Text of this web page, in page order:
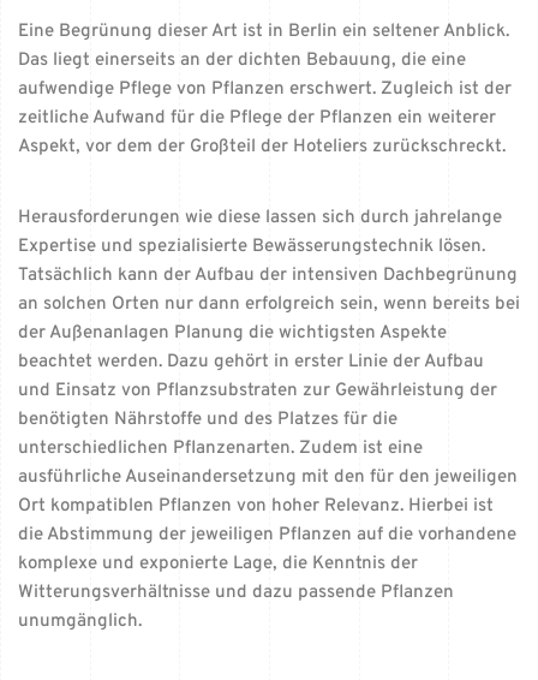
Eine Begrünung dieser Art ist in Berlin ein seltener Anblick.
Das liegt einerseits an der dichten Bebauung, die eine
aufwendige Pflege von Pflanzen erschwert. Zugleich ist der
zeitliche Aufwand für die Pflege der Pflanzen ein weiterer
Aspekt, vor dem der Großteil der Hoteliers zurückschreckt.
Herausforderungen wie diese lassen sich durch jahrelange
Expertise und spezialisierte Bewässerungstechnik lösen.
Tatsächlich kann der Aufbau der intensiven Dachbegrünung
an solchen Orten nur dann erfolgreich sein, wenn bereits bei
der Außenanlagen Planung die wichtigsten Aspekte
beachtet werden. Dazu gehört in erster Linie der Aufbau
und Einsatz von Pflanzsubstraten zur Gewährleistung der
benötigten Nährstoffe und des Platzes für die
unterschiedlichen Pflanzenarten. Zudem ist eine
ausführliche Auseinandersetzung mit den für den jeweiligen
Ort kompatiblen Pflanzen von hoher Relevanz. Hierbei ist
die Abstimmung der jeweiligen Pflanzen auf die vorhandene
komplexe und exponierte Lage, die Kenntnis der
Witterungsverhältnisse und dazu passende Pflanzen
unumgänglich.